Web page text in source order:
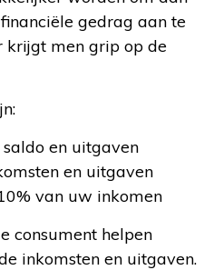
gedrag aan te
krijgt men grip op de
en uitgaven
en uitgaven
van uw inkomen
consument helpen
inkomsten en uitgaven.